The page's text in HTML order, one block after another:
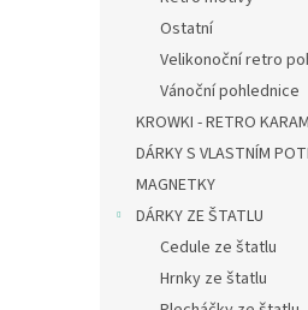
Ostatní
Velikonoční retro
Vánoční pohlednice
KROWKI - RETRO
DÁRKY S VLASTNÍM
MAGNETKY
DÁRKY ZE ŠTATLU
Cedule ze štatlu
Hrnky ze štatlu